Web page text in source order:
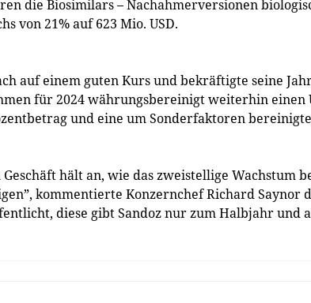
die Biosimilars – Nachahmerversionen
von 21% auf 623 Mio. USD.
auf einem guten Kurs und bekräftigte seine
für 2024 währungsbereinigt weiterhin einen
und eine um Sonderfaktoren
hält an, wie das zweistellige Wachstum
kommentierte Konzernchef Richard Saynor
diese gibt Sandoz nur zum Halbjahr und